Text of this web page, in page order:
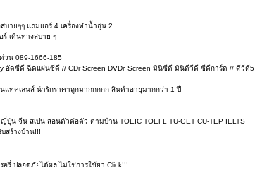
บายๆๆ แถมแอร์ 4 เครื่องทำน้ำอุ่น 2
ร์ เดินทางสบาย ๆ
วน 089-1666-185
ดซีดี ฉีดแผ่นซีดี // CDr Screen DVDr Screen มินิซีดี มินิดีวีดี ซีดีการ์ด // ดีวีดี5
แทคเลนส์ น่ารักราคาถูกมากกกกก สินค้าอายุมากกว่า 1 ปี
จีน สเปน สอนตัวต่อตัว ตามบ้าน TOEIC TOEFL TU-GET CU-TEP IELTS
สร้างบ้าน!!!
ปลอดภัยได้ผล ไม่ใช่การใช้ยา Click!!!